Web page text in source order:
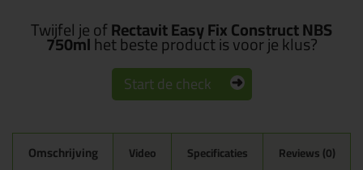
Twijfel je ofRectavit Easy Fix Construct NBS
750mlhet beste product is voor je klus?
Start de check
Omschrijving Video Specificaties Reviews (0)